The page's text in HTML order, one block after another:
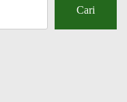
Cari